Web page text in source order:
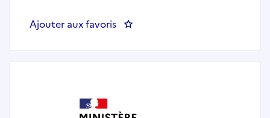
Ajouter aux favoris : Ingénieur en écophysiologie